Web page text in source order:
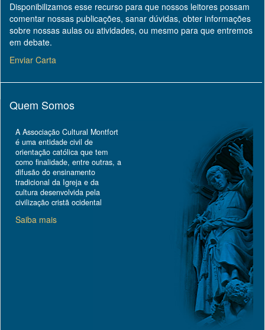
Disponibilizamos esse recurso para que nossos leitores possam
comentar nossas publicações, sanar dúvidas, obter informações
sobre nossas aulas ou atividades, ou mesmo para que entremos
em debate.
Enviar Carta
Quem Somos
A Associação Cultural Montfort
é uma entidade civil de
orientação católica que tem
como finalidade, entre outras, a
difusão do ensinamento
tradicional da Igreja e da
cultura desenvolvida pela
civilização cristã ocidental
Saiba mais